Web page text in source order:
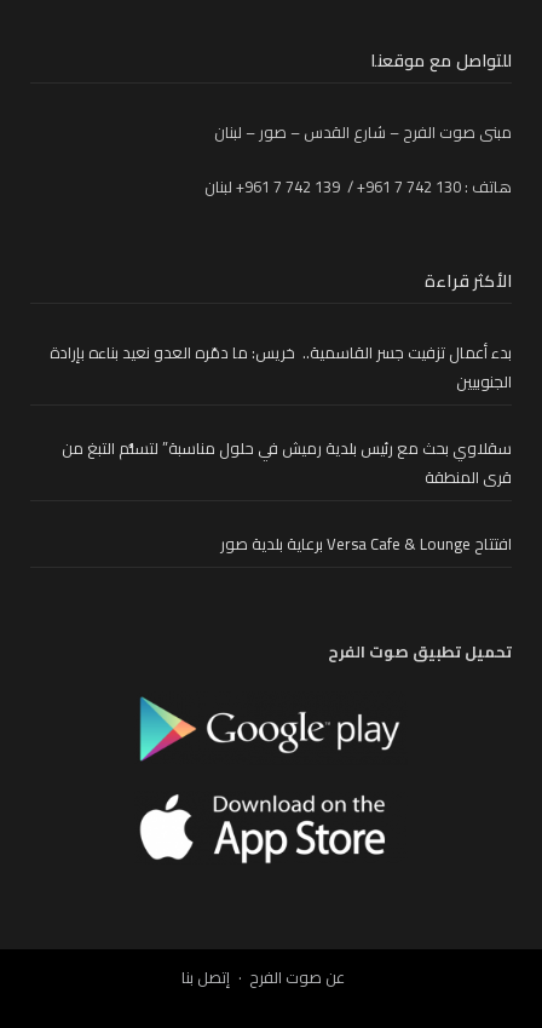
للتواصل مع موقعنا
مبنى صوت الفرح – شارع القدس – صور – لبنان
هاتف : 130 742 7 961+ / 139 742 7 961+ لبنان
الأكثر قراءة
بدء أعمال تزفيت جسر القاسمية.. خريس: ما دمّره العدو نعيد بناءه بإرادة
الجنوبيين
سقلاوي بحث مع رئيس بلدية رميش في حلول مناسبة” لتسلُّم التبغ من
قرى المنطقة
افتتاح Versa Cafe & Lounge برعاية بلدية صور
تحميل تطبيق صوت الفرح
عن صوت الفرح إتصل بنا